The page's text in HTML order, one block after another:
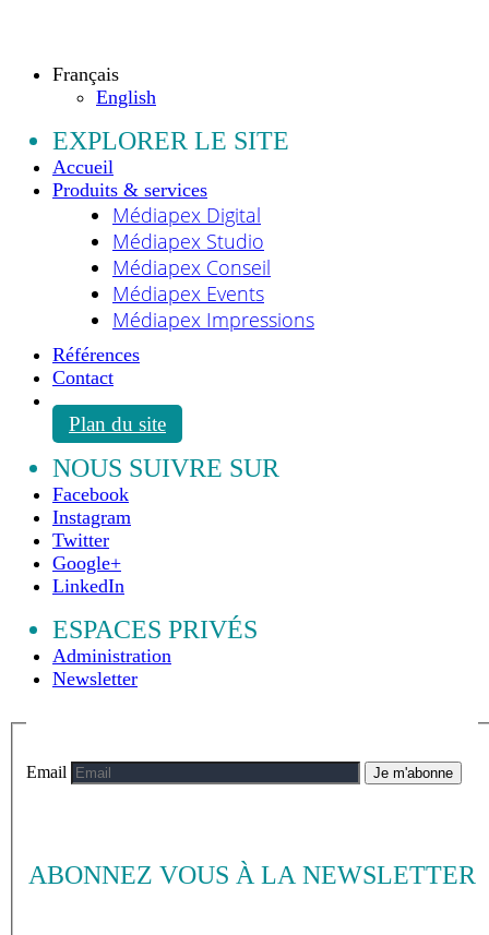
Français
English
EXPLORER LE SITE
Accueil
Produits & services
Médiapex Digital
Médiapex Studio
Médiapex Conseil
Médiapex Events
Médiapex Impressions
Références
Contact
Plan du site
NOUS SUIVRE SUR
Facebook
Instagram
Twitter
Google+
LinkedIn
ESPACES PRIVÉS
Administration
Newsletter
ABONNEZ VOUS À LA NEWSLETTER
Email Je m'abonne